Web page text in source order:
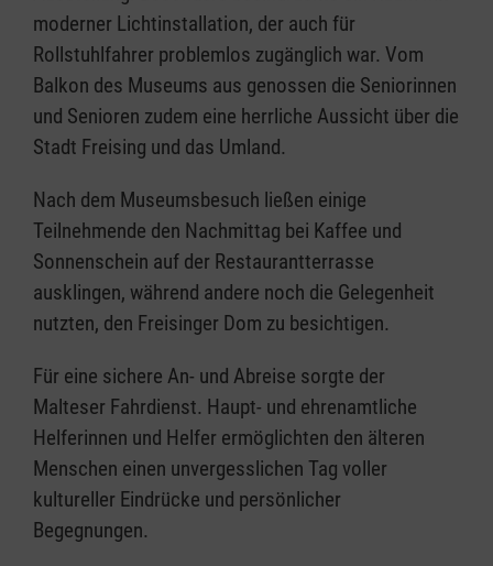
moderner Lichtinstallation, der auch für
Rollstuhlfahrer problemlos zugänglich war. Vom
Balkon des Museums aus genossen die Seniorinnen
und Senioren zudem eine herrliche Aussicht über die
Stadt Freising und das Umland.
Nach dem Museumsbesuch ließen einige
Teilnehmende den Nachmittag bei Kaffee und
Sonnenschein auf der Restaurantterrasse
ausklingen, während andere noch die Gelegenheit
nutzten, den Freisinger Dom zu besichtigen.
Für eine sichere An- und Abreise sorgte der
Malteser Fahrdienst. Haupt- und ehrenamtliche
Helferinnen und Helfer ermöglichten den älteren
Menschen einen unvergesslichen Tag voller
kultureller Eindrücke und persönlicher
Begegnungen.